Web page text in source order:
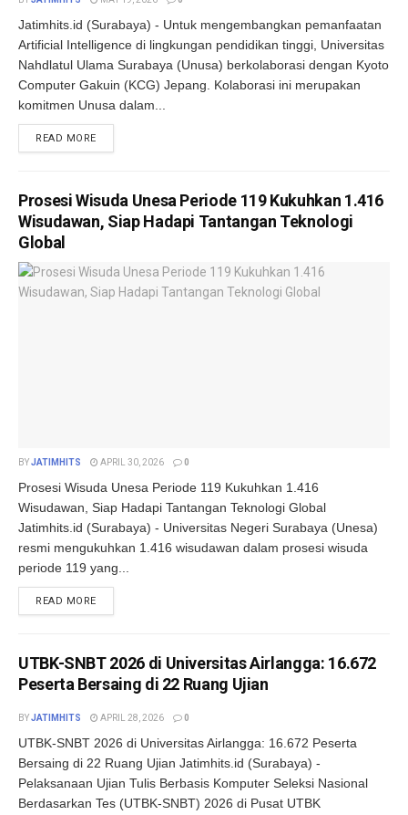
Jatimhits.id (Surabaya) - Untuk mengembangkan pemanfaatan
Artificial Intelligence di lingkungan pendidikan tinggi, Universitas
Nahdlatul Ulama Surabaya (Unusa) berkolaborasi dengan Kyoto
Computer Gakuin (KCG) Jepang. Kolaborasi ini merupakan
komitmen Unusa dalam...
READ MOREDETAILS
Prosesi Wisuda Unesa Periode 119 Kukuhkan 1.416
Wisudawan, Siap Hadapi Tantangan Teknologi
Global
BYJATIMHITS APRIL 30, 2026 0
Prosesi Wisuda Unesa Periode 119 Kukuhkan 1.416
Wisudawan, Siap Hadapi Tantangan Teknologi Global
Jatimhits.id (Surabaya) - Universitas Negeri Surabaya (Unesa)
resmi mengukuhkan 1.416 wisudawan dalam prosesi wisuda
periode 119 yang...
READ MOREDETAILS
UTBK-SNBT 2026 di Universitas Airlangga: 16.672
Peserta Bersaing di 22 Ruang Ujian
BYJATIMHITS APRIL 28, 2026 0
UTBK-SNBT 2026 di Universitas Airlangga: 16.672 Peserta
Bersaing di 22 Ruang Ujian Jatimhits.id (Surabaya) -
Pelaksanaan Ujian Tulis Berbasis Komputer Seleksi Nasional
Berdasarkan Tes (UTBK-SNBT) 2026 di Pusat UTBK